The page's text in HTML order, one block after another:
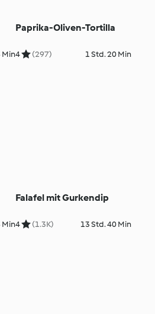
Min
Paprika-Oliven-Tortilla
4 (297) 1 Std. 20 Min
Min
Falafel mit Gurkendip
4 (1.3K) 13 Std. 40 Min